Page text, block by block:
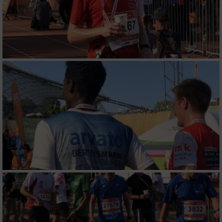
Messung der Werbeleistung
Messung der Performance von Inhalten
Analyse von Zielgruppen durch Statistiken
oder Kombinationen von Daten aus
verschiedenen Quellen
Entwicklung und Verbesserung der Angebote
Verwendung reduzierter Daten zur Auswahl
von Inhalten
IAB-Besonderheiten:
Verwendung genauer Standortdaten
Geräte anhand von aktiv angeforderten
Informationen identifizieren